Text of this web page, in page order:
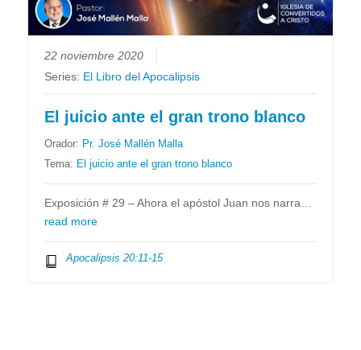
22 noviembre 2020
Series: El Libro del Apocalipsis
El juicio ante el gran trono blanco
Orador: Pr. José Mallén Malla
Tema: El juicio ante el gran trono blanco
Exposición # 29 – Ahora el apóstol Juan nos narra…
read more
Apocalipsis 20:11-15